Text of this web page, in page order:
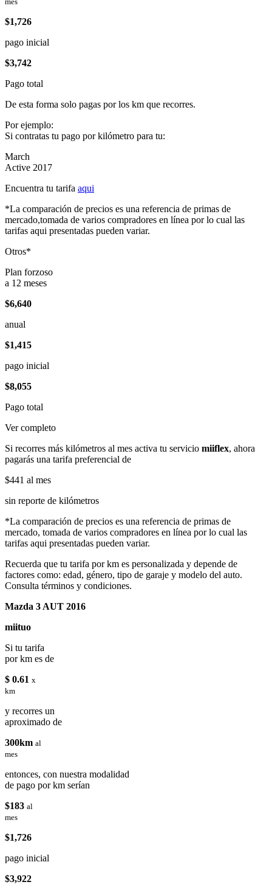
$1,726
pago inicial
$3,742
Pago total
De esta forma solo pagas por los km que recorres.
Por ejemplo:
Si contratas tu pago por kilómetro para tu:
March
Active 2017
Encuentra tu tarifa aqui
*La comparación de precios es una referencia de primas de
mercado,tomada de varios compradores en línea por lo cual las
tarifas aqui presentadas pueden variar.
Otros*
Plan forzoso
a 12 meses
$6,640
anual
$1,415
pago inicial
$8,055
Pago total
Ver completo
Si recorres más kilómetros al mes activa tu servicio miiflex, ahora
pagarás una tarifa preferencial de
$441 al mes
sin reporte de kilómetros
*La comparación de precios es una referencia de primas de
mercado, tomada de varios compradores en línea por lo cual las
tarifas aqui presentadas pueden variar.
Recuerda que tu tarifa por km es personalizada y depende de
factores como: edad, género, tipo de garaje y modelo del auto.
Consulta términos y condiciones.
Mazda 3 AUT 2016
miituo
Si tu tarifa
por km es de
$ 0.61 x
km
y recorres un
aproximado de
300km al
mes
entonces, con nuestra modalidad
de pago por km serían
$183 al
mes
$1,726
pago inicial
$3,922